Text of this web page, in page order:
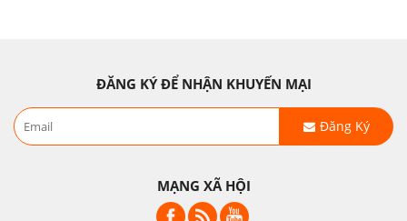
ĐĂNG KÝ ĐỂ NHẬN KHUYẾN MẠI
Đăng Ký
MẠNG XÃ HỘI